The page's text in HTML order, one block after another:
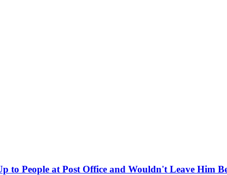
to People at Post Office and Wouldn't Leave Him